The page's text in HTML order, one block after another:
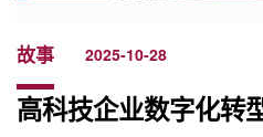
故事 2025-10-28
高科技企业数字化转